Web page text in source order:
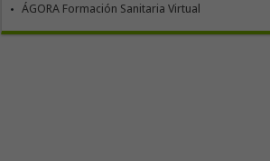
ÁGORA Formación Sanitaria Virtual